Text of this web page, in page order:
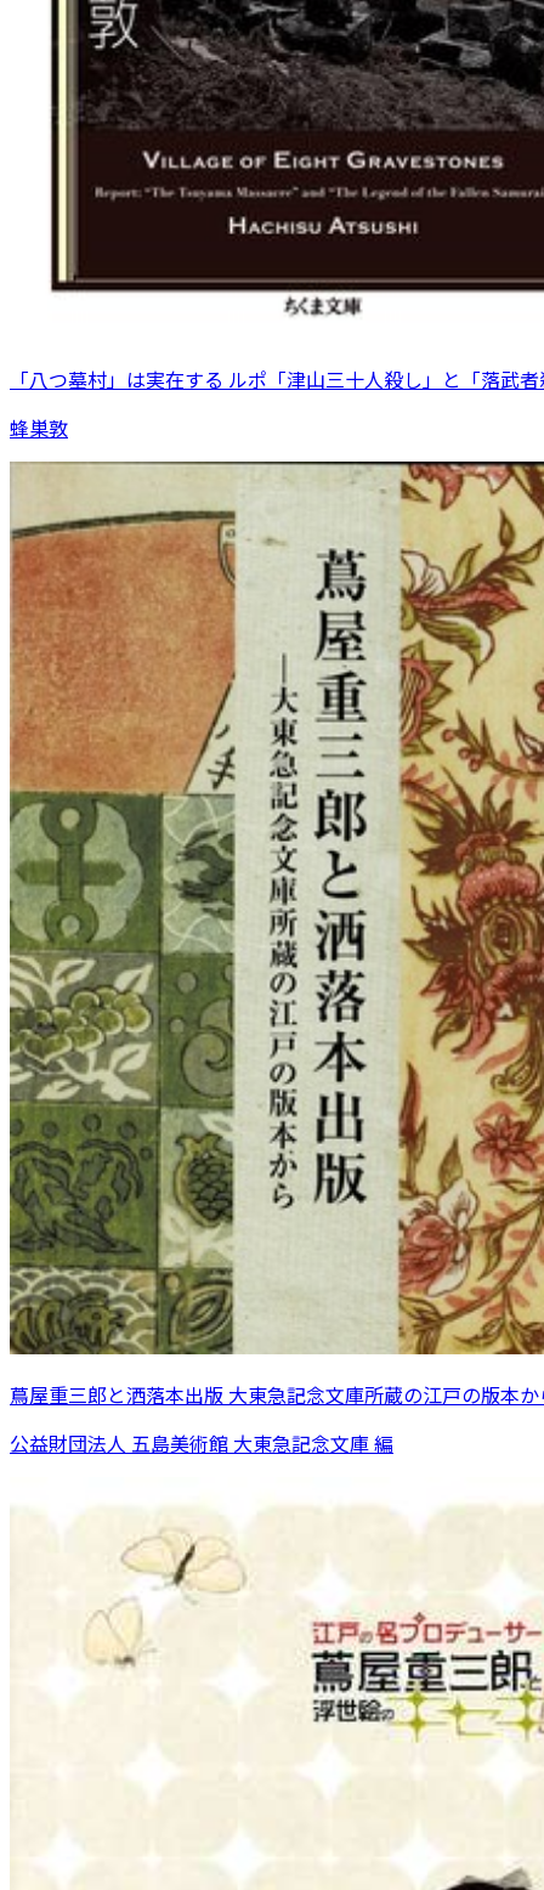
「八つ墓村」は実在する ルポ「津山三十人殺し」と「落武
蜂巣敦
蔦屋重三郎と洒落本出版 大東急記念文庫所蔵の江戸の版本
公益財団法人 五島美術館 大東急記念文庫 編